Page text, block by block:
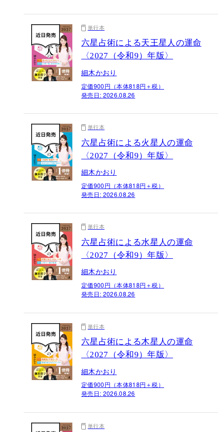
単行本
六星占術による天王星人の運命
〈2027（令和9）年版〉
細木かおり
定価900円（本体818円＋税）
発売日: 2026.08.26
単行本
六星占術による火星人の運命
〈2027（令和9）年版〉
細木かおり
定価900円（本体818円＋税）
発売日: 2026.08.26
単行本
六星占術による水星人の運命
〈2027（令和9）年版〉
細木かおり
定価900円（本体818円＋税）
発売日: 2026.08.26
単行本
六星占術による木星人の運命
〈2027（令和9）年版〉
細木かおり
定価900円（本体818円＋税）
発売日: 2026.08.26
単行本